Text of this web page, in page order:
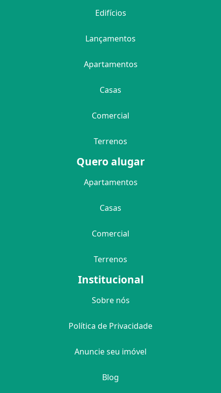
Edifícios
Lançamentos
Apartamentos
Casas
Comercial
Terrenos
Quero alugar
Apartamentos
Casas
Comercial
Terrenos
Institucional
Sobre nós
Política de Privacidade
Anuncie seu imóvel
Blog